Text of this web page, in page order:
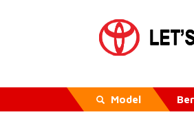
Model